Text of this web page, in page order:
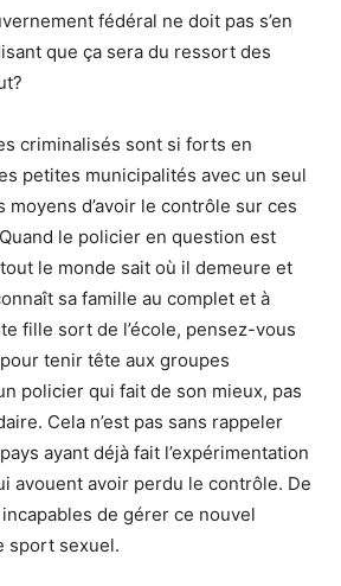
fédéral ne doit pas s’en
que ça sera du ressort des
criminalisés sont si forts en
petites municipalités avec un seul
moyens d’avoir le contrôle sur ces
le policier en question est
le monde sait où il demeure et
sa famille au complet et à
fille sort de l’école, pensez-vous
tenir tête aux groupes
policier qui fait de son mieux, pas
Cela n’est pas sans rappeler
ayant déjà fait l’expérimentation
avouent avoir perdu le contrôle. De
de gérer ce nouvel
sport sexuel.